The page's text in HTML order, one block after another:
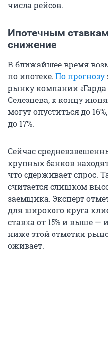
числа рейсов.
Ипотечным
снижение
В ближайшее время
по ипотеке. По прогнозу
рынку компании
Селезнева, к концу
могут опуститься до
до 17%.
Сейчас
крупных банков
что сдерживает спрос.
считается слишком
заемщика. Эксперт
для широкого круга
ставка от 15% и выше
ниже этой отметки
оживает.